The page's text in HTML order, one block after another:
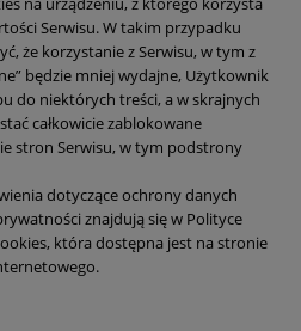
Serwisu. W takim przypadku
że korzystanie z Serwisu, w tym z
będzie mniej wydajne, Użytkownik
do niektórych treści, a w skrajnych
całkowicie zablokowane
stron Serwisu, w tym podstrony
dotyczące ochrony danych
znajdują się w Polityce
która dostępna jest na stronie